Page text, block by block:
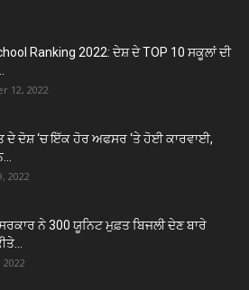
Ranking 2022: ਦੇਸ਼ ਦੇ TOP 10 ਸਕੂਲਾਂ ਦੀ
12, 2022
ਦੇ ਦੋਸ਼ ‘ਚ ਇੱਕ ਹੋਰ ਅਫਸਰ ‘ਤੇ ਹੋਈ ਕਾਰਵਾਈ,
2022
ਨੇ 300 ਯੂਨਿਟ ਮੁਫ਼ਤ ਬਿਜਲੀ ਦੇਣ ਬਾਰੇ
2022